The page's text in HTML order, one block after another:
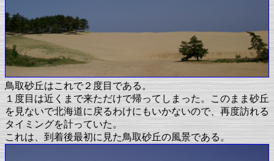
鳥取砂丘はこれで２度目である。
１度目は近くまで来ただけで帰ってしまった。このまま砂丘
を見ないで北海道に戻るわけにもいかないので、再度訪れる
タイミングを計っていた。
これは、到着後最初に見た鳥取砂丘の風景である。